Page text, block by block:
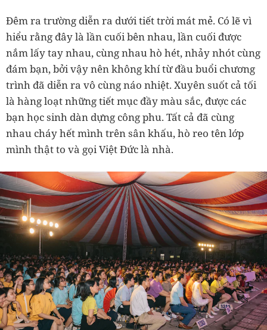
Đêm ra trường diễn ra dưới tiết trời mát mẻ. Có lẽ vì
hiểu rằng đây là lần cuối bên nhau, lần cuối được
nắm lấy tay nhau, cùng nhau hò hét, nhảy nhót cùng
đám bạn, bởi vậy nên không khí từ đầu buổi chương
trình đã diễn ra vô cùng náo nhiệt. Xuyên suốt cả tối
là hàng loạt những tiết mục đầy màu sắc, được các
bạn học sinh dàn dựng công phu. Tất cả đã cùng
nhau cháy hết mình trên sân khấu, hò reo tên lớp
mình thật to và gọi Việt Đức là nhà.